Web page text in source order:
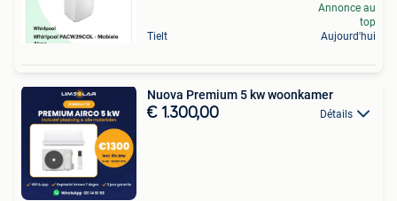
Tielt
Annonce au
top
Aujourd'hui
Nuova Premium 5 kw woonkamer
€ 1.300,00 Détails